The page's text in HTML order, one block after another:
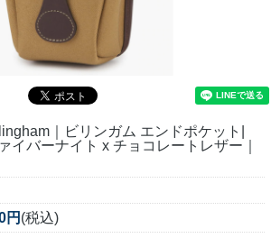
｜ビリンガム エンドポケット|
イバーナイト x チョコレートレザー｜
円 (税込)